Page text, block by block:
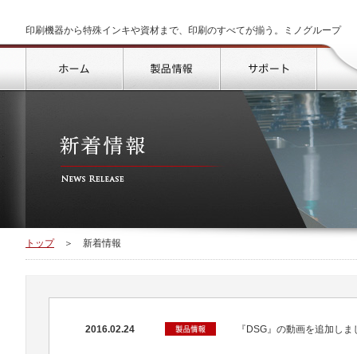
印刷機器から特殊インキや資材まで、印刷のすべてが揃う。ミノグループ
トップ
製品情報 サポート
トップ ＞ 新着情報
2016.02.24 『DSG』の動画を追加しま